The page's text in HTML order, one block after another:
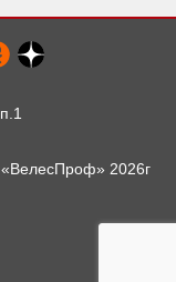
2026г